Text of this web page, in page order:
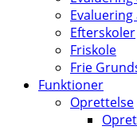
Efterskoler
Friskole
Frie
Funktioner
Oprettelse